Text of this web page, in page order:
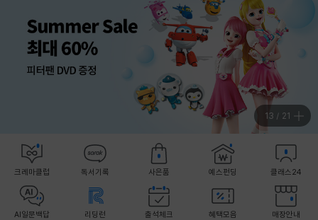
14 / 21
크레마클럽 독서기록 사은품 예스펀딩 클래스24
AI일문백답 리딩런 출석체크 혜택모음 매장안내